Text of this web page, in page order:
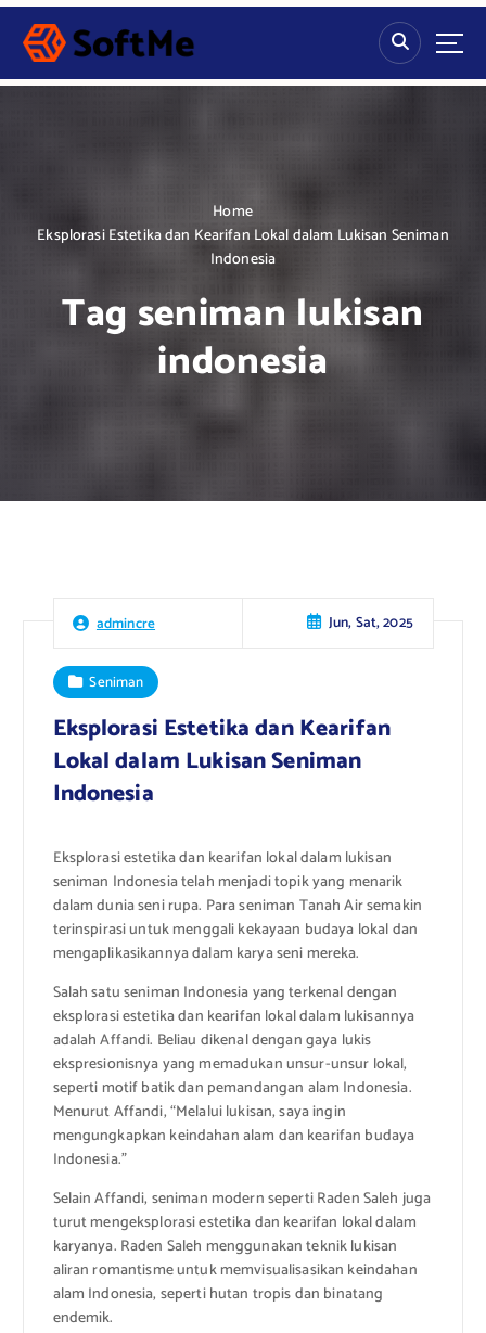
S
p
Home
Eksplorasi Estetika dan Kearifan Lokal dalam Lukisan Seniman
Indonesia
Tag seniman lukisan
indonesia
admincre Jun, Sat, 2025
Seniman
Eksplorasi Estetika dan Kearifan
Lokal dalam Lukisan Seniman
Indonesia
Eksplorasi estetika dan kearifan lokal dalam lukisan
seniman Indonesia telah menjadi topik yang menarik
dalam dunia seni rupa. Para seniman Tanah Air semakin
terinspirasi untuk menggali kekayaan budaya lokal dan
mengaplikasikannya dalam karya seni mereka.
Salah satu seniman Indonesia yang terkenal dengan
eksplorasi estetika dan kearifan lokal dalam lukisannya
adalah Affandi. Beliau dikenal dengan gaya lukis
ekspresionisnya yang memadukan unsur-unsur lokal,
seperti motif batik dan pemandangan alam Indonesia.
Menurut Affandi, “Melalui lukisan, saya ingin
mengungkapkan keindahan alam dan kearifan budaya
Indonesia.”
Selain Affandi, seniman modern seperti Raden Saleh juga
turut mengeksplorasi estetika dan kearifan lokal dalam
karyanya. Raden Saleh menggunakan teknik lukisan
aliran romantisme untuk memvisualisasikan keindahan
alam Indonesia, seperti hutan tropis dan binatang
endemik.